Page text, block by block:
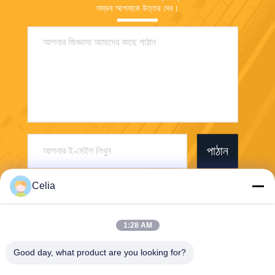
সম্ভব আপনাকে উত্তর দেব।
পাঠান
Shenzhen Zhong Jian South Environment
Celia
1:28 AM
Good day, what product are you looking for?